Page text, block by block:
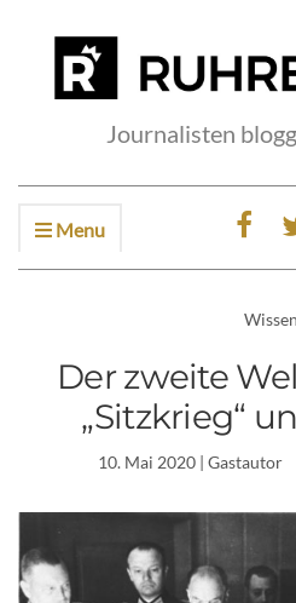
Journalisten
Menu
Wissen
Der zweite
„Sitzkrieg“
10. Mai 2020| Gastautor